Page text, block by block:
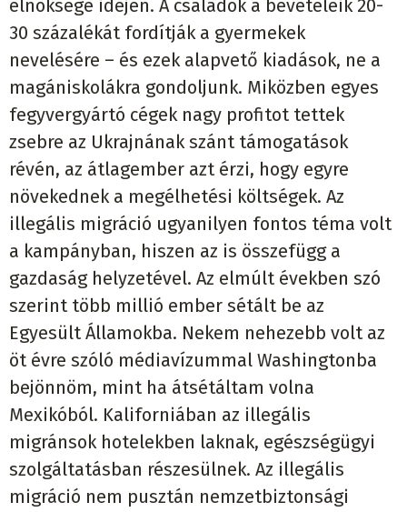
elnöksége idején. A családok a bevételeik 20-
30 százalékát fordítják a gyermekek
nevelésére – és ezek alapvető kiadások, ne a
magániskolákra gondoljunk. Miközben egyes
fegyvergyártó cégek nagy profitot tettek
zsebre az Ukrajnának szánt támogatások
révén, az átlagember azt érzi, hogy egyre
növekednek a megélhetési költségek. Az
illegális migráció ugyanilyen fontos téma volt
a kampányban, hiszen az is összefügg a
gazdaság helyzetével. Az elmúlt években szó
szerint több millió ember sétált be az
Egyesült Államokba. Nekem nehezebb volt az
öt évre szóló médiavízummal Washingtonba
bejönnöm, mint ha átsétáltam volna
Mexikóból. Kaliforniában az illegális
migránsok hotelekben laknak, egészségügyi
szolgáltatásban részesülnek. Az illegális
migráció nem pusztán nemzetbiztonsági